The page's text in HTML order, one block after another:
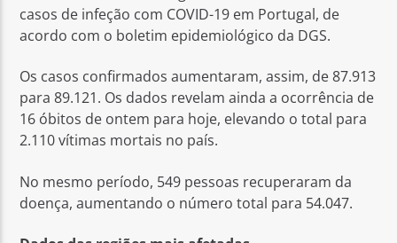
Rádio No ar
casos de infeção com COVID-19 em Portugal, de
acordo com o boletim epidemiológico da DGS.
Os casos confirmados aumentaram, assim, de 87.913
para 89.121. Os dados revelam ainda a ocorrência de
16 óbitos de ontem para hoje, elevando o total para
2.110 vítimas mortais no país.
No mesmo período, 549 pessoas recuperaram da
doença, aumentando o número total para 54.047.